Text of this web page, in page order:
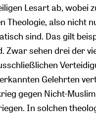
Lesart ab, wobei
also nicht
sind. Das gilt
Zwar sehen drei der
Gelehrten
gegen Nicht-
In solchen